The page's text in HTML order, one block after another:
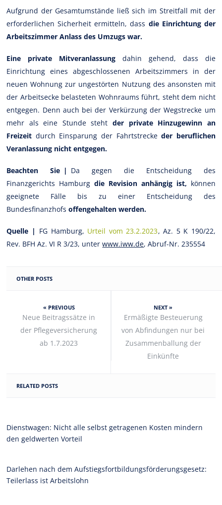
Aufgrund der Gesamtumstände ließ sich im Streitfall mit der
erforderlichen Sicherheit ermitteln, dass die Einrichtung der
Arbeitszimmer Anlass des Umzugs war.
Eine private Mitveranlassung dahin gehend, dass die
Einrichtung eines abgeschlossenen Arbeitszimmers in der
neuen Wohnung zur ungestörten Nutzung des ansonsten mit
der Arbeitsecke belasteten Wohnraums führt, steht dem nicht
entgegen. Denn auch bei der Verkürzung der Wegstrecke um
mehr als eine Stunde stehtder private Hinzugewinn an
Freizeit durch Einsparung der Fahrtstreckeder beruflichen
Veranlassung nicht entgegen.
Beachten Sie | Da gegen die Entscheidung des
Finanzgerichts Hamburgdie Revision anhängig ist, können
geeignete Fälle bis zu einer Entscheidung des
Bundesfinanzhofsoffengehalten werden.
Quelle | FG Hamburg, Urteil vom 23.2.2023, Az. 5 K 190/22,
Rev. BFH Az. VI R 3/23, unterwww.iww.de, Abruf-Nr. 235554
OTHER POSTS
« PREVIOUS
Neue Beitragssätze in
der Pflegeversicherung
ab 1.7.2023
NEXT »
Ermäßigte Besteuerung
von Abfindungen nur bei
Zusammenballung der
Einkünfte
RELATED POSTS
Dienstwagen: Nicht alle selbst getragenen Kosten mindern
den geldwerten Vorteil
Darlehen nach dem Aufstiegsfortbildungsförderungsgesetz:
Teilerlass ist Arbeitslohn